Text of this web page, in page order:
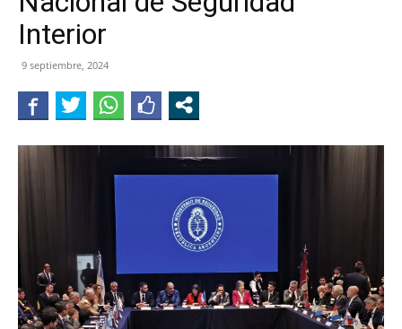
JUJUY
Interior
9 septiembre, 2024